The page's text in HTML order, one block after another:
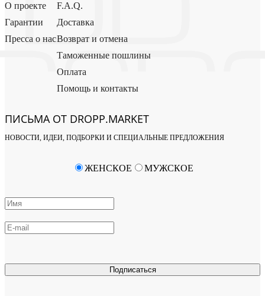
О проекте
Гарантии
Пресса о нас
F.A.Q.
Доставка
Возврат и отмена
Таможенные пошлины
Оплата
Помощь и контакты
ПИСЬМА ОТ DROPP.MARKET
НОВОСТИ, ИДЕИ, ПОДБОРКИ И СПЕЦИАЛЬНЫЕ ПРЕДЛОЖЕНИЯ
Подписаться
ЖЕНСКОЕ МУЖСКОЕ